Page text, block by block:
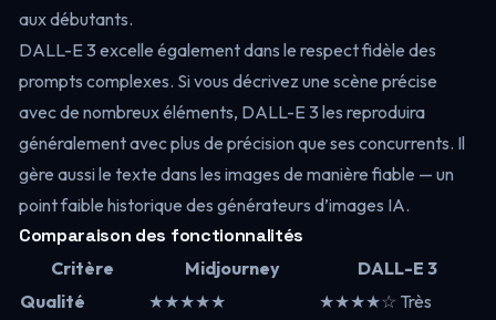
aux débutants.
DALL-E 3 excelle également dans le respect fidèle des
prompts complexes. Si vous décrivez une scène précise
avec de nombreux éléments, DALL-E 3 les reproduira
généralement avec plus de précision que ses concurrents. Il
gère aussi le texte dans les images de manière fiable — un
point faible historique des générateurs d’images IA.
Comparaison des fonctionnalités
Critère Midjourney
DALL-E 3
Qualité
★★★★★
★★★★☆ Très